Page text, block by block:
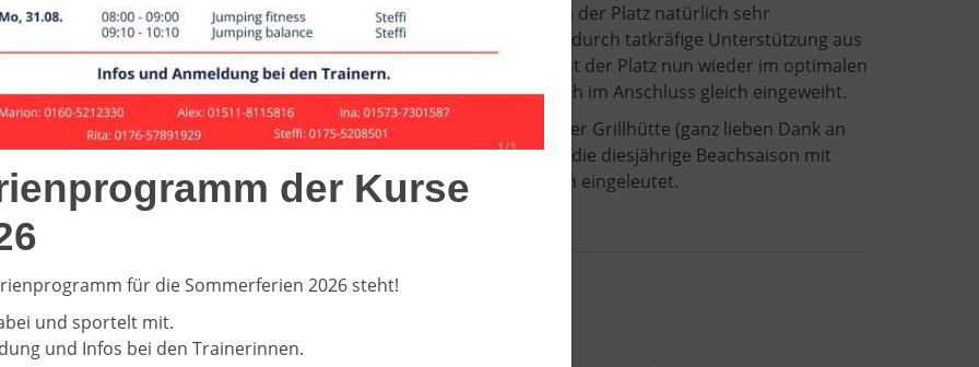
Nach so langer Zeit, sah der Platz natürlich sehr
"bescheiden" aus. Aber durch tatkräfige Unterstützung aus
der ganzen Abteilung, ist der Platz nun wieder im optimalen
Zustand und wurde auch im Anschluss gleich eingeweiht.
Später wurde dann in der Grillhütte (ganz lieben Dank an
die Fussball-Abteilung), die diesjährige Beachsaison mit
Würstchen & Getränken eingeleutet.
Ballsponsor
Strayfe sponsort Volleyballern neue Bälle
der Kurse
für die Sommerferien 2026 steht!
und sportelt mit.
und Infos bei den Trainerinnen.